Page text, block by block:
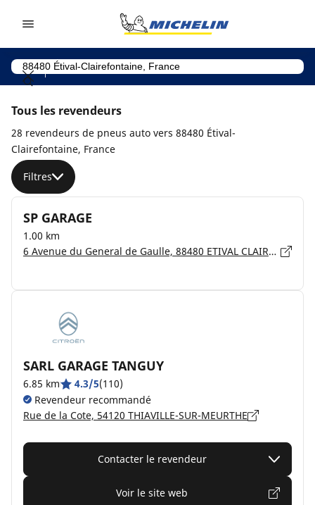
Tous les revendeurs
28 revendeurs de pneus auto vers 88480 Étival-
Clairefontaine, France
Filtres
SP GARAGE
1.00 km
6 Avenue du General de Gaulle, 88480 ETIVAL CLAIREFONTAINE
SARL GARAGE TANGUY
6.85 km 4.3/5(110)
Revendeur recommandé
Rue de la Cote, 54120 THIAVILLE-SUR-MEURTHE
Contacter le revendeur
Voir le site web